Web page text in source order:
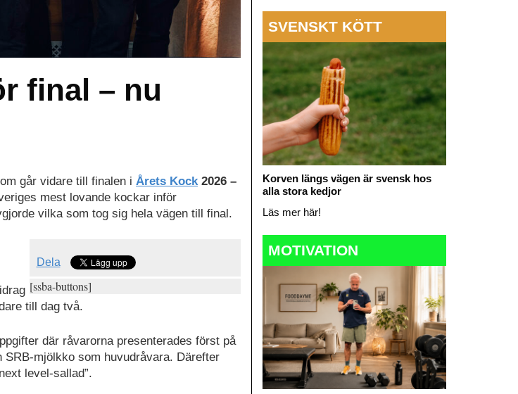
final – nu
går vidare till finalen i Årets Kock2026 –
mest lovande kockar inför
vilka som tog sig hela vägen till final.
Dela
[ssba-buttons]
till dag två.
där råvarorna presenterades först på
mjölkko som huvudråvara. Därefter
level-sallad”.
SVENSKT KÖTT
Korven längs vägen är svensk hos
alla stora kedjor
Läs mer här!
MOTIVATION